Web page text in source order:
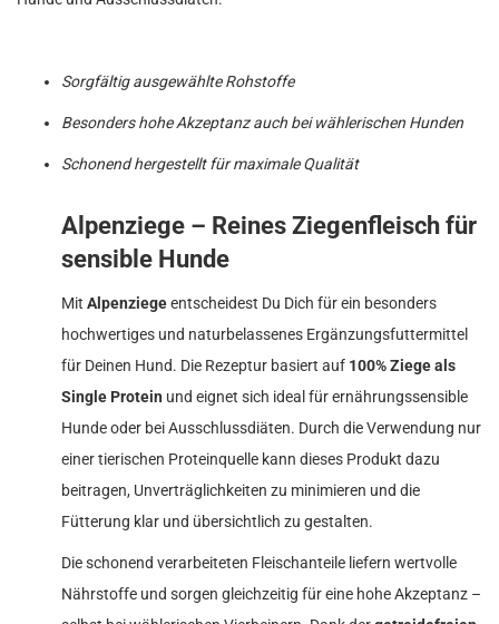
Sorgfältig ausgewählte Rohstoffe
Besonders hohe Akzeptanz auch bei wählerischen Hunden
Schonend hergestellt für maximale Qualität
Alpenziege – Reines Ziegenfleisch für
sensible Hunde
Mit Alpenziegeentscheidest Du Dich für ein besonders
hochwertiges und naturbelassenes Ergänzungsfuttermittel
für Deinen Hund. Die Rezeptur basiert auf 100% Ziege als
Single Protein und eignet sich ideal für ernährungssensible
Hunde oder bei Ausschlussdiäten. Durch die Verwendung nur
einer tierischen Proteinquelle kann dieses Produkt dazu
beitragen, Unverträglichkeiten zu minimieren und die
Fütterung klar und übersichtlich zu gestalten.
Die schonend verarbeiteten Fleischanteile liefern wertvolle
Nährstoffe und sorgen gleichzeitig für eine hohe Akzeptanz –